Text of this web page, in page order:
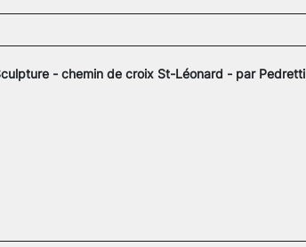
- chemin de croix St-Léonard - par Pedretti